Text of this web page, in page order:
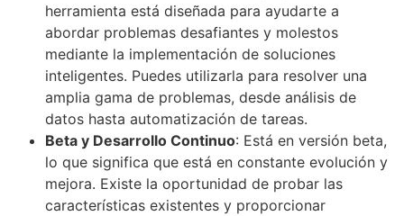
herramienta está diseñada para ayudarte a
abordar problemas desafiantes y molestos
mediante la implementación de soluciones
inteligentes. Puedes utilizarla para resolver una
amplia gama de problemas, desde análisis de
datos hasta automatización de tareas.
Beta y Desarrollo Continuo: Está en versión beta,
lo que significa que está en constante evolución y
mejora. Existe la oportunidad de probar las
características existentes y proporcionar